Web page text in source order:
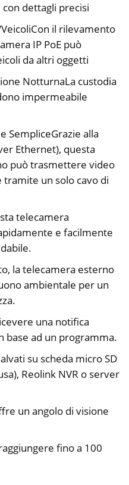
dettagli precisi
il rilevamento
IP PoE può
da altri oggetti
NotturnaLa custodia
impermeabile
SempliceGrazie alla
Ethernet), questa
può trasmettere video
un solo cavo di
telecamera
e facilmente
la telecamera esterno
ambientale per un
una notifica
base ad un programma.
su scheda micro SD
Reolink NVR o server
un angolo di visione
fino a 100